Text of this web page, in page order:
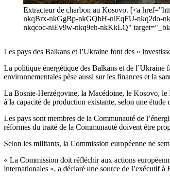
Extracteur de charbon au Kosovo. [<a
nkqBrx-nkGgBp-nkGQbH-niEqFU-nkq2do-
nkqcoc-niEv9w-nkq9eh-nkKkLQ"
Les pays des Balkans et l’Ukraine font des «
La politique énergétique des Balkans et de l’Ukraine
environnementales pèse aussi sur les finances et la
La Bosnie-Herzégovine, la Macédoine, le Kosovo, le
à la capacité de production existante, selon une
Les pays sont membres de la Communauté de
réformes du traité de la Communauté doivent être
Selon les militants, la Commission européenne ne
« La Commission doit réfléchir aux actions
internationales », a déclaré une source de l’exécutif à